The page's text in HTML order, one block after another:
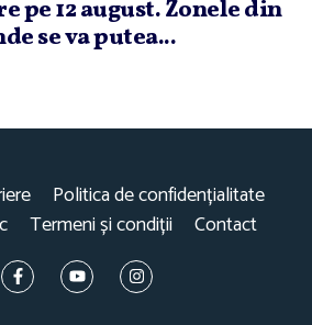
pe 12 august. Zonele din
se va putea...
Politica de confidențialitate
Termeni și condiții Contact